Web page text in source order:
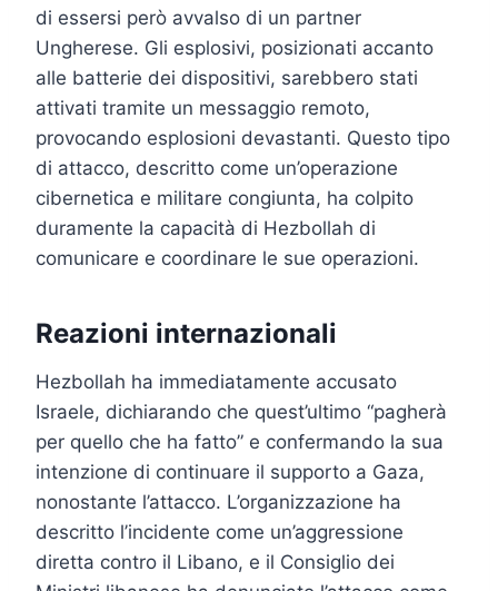
di essersi però avvalso di un partner
Ungherese. Gli esplosivi, posizionati accanto
alle batterie dei dispositivi, sarebbero stati
attivati tramite un messaggio remoto,
provocando esplosioni devastanti. Questo tipo
di attacco, descritto come un’operazione
cibernetica e militare congiunta, ha colpito
duramente la capacità di Hezbollah di
comunicare e coordinare le sue operazioni.
Reazioni internazionali
Hezbollah ha immediatamente accusato
Israele, dichiarando che quest’ultimo “pagherà
per quello che ha fatto” e confermando la sua
intenzione di continuare il supporto a Gaza,
nonostante l’attacco. L’organizzazione ha
descritto l’incidente come un’aggressione
diretta contro il Libano, e il Consiglio dei